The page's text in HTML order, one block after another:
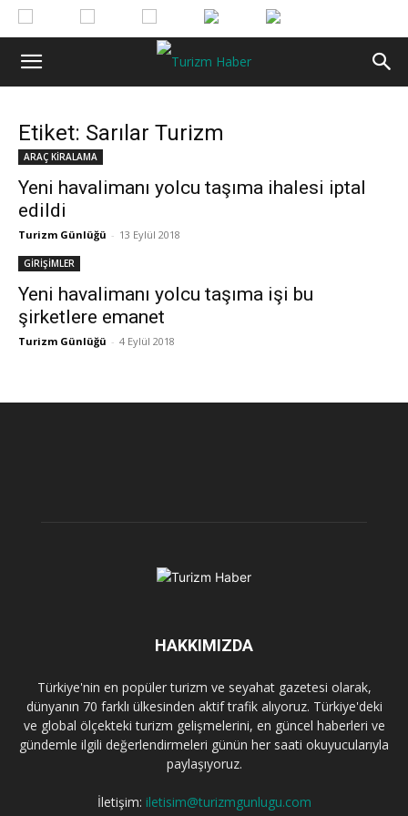
Etiket: Sarılar Turizm
ARAÇ KİRALAMA
Yeni havalimanı yolcu taşıma ihalesi iptal
edildi
Turizm Günlüğü - 13 Eylül 2018
GİRİŞİMLER
Yeni havalimanı yolcu taşıma işi bu
şirketlere emanet
Turizm Günlüğü - 4 Eylül 2018
HAKKIMIZDA
Türkiye'nin en popüler turizm ve seyahat gazetesi olarak,
dünyanın 70 farklı ülkesinden aktif trafik alıyoruz. Türkiye'deki
ve global ölçekteki turizm gelişmelerini, en güncel haberleri ve
gündemle ilgili değerlendirmeleri günün her saati okuyucularıyla
paylaşıyoruz.
İletişim: iletisim@turizmgunlugu.com